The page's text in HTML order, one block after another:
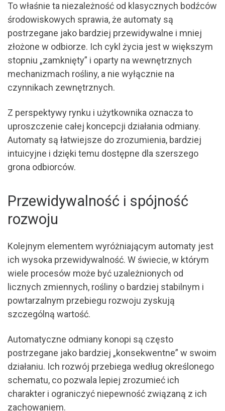
To właśnie ta niezależność od klasycznych bodźców
środowiskowych sprawia, że automaty są
postrzegane jako bardziej przewidywalne i mniej
złożone w odbiorze. Ich cykl życia jest w większym
stopniu „zamknięty” i oparty na wewnętrznych
mechanizmach rośliny, a nie wyłącznie na
czynnikach zewnętrznych.
Z perspektywy rynku i użytkownika oznacza to
uproszczenie całej koncepcji działania odmiany.
Automaty są łatwiejsze do zrozumienia, bardziej
intuicyjne i dzięki temu dostępne dla szerszego
grona odbiorców.
Przewidywalność i spójność
rozwoju
Kolejnym elementem wyróżniającym automaty jest
ich wysoka przewidywalność. W świecie, w którym
wiele procesów może być uzależnionych od
licznych zmiennych, rośliny o bardziej stabilnym i
powtarzalnym przebiegu rozwoju zyskują
szczególną wartość.
Automatyczne odmiany konopi są często
postrzegane jako bardziej „konsekwentne” w swoim
działaniu. Ich rozwój przebiega według określonego
schematu, co pozwala lepiej zrozumieć ich
charakter i ograniczyć niepewność związaną z ich
zachowaniem.